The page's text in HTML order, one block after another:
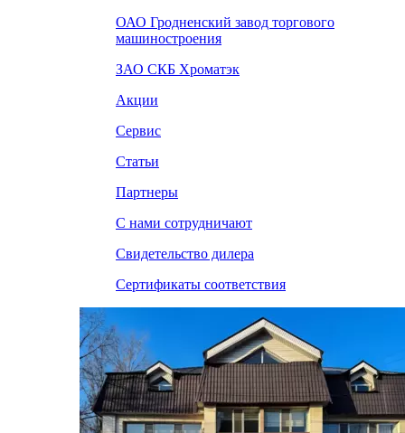
ОАО Гродненский завод торгового
машиностроения
ЗАО СКБ Хроматэк
Акции
Сервис
Статьи
Партнеры
С нами сотрудничают
Свидетельство дилера
Сертификаты соответствия